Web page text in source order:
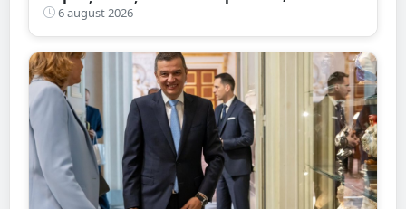
cartier al Sătmarului
6 august 2026